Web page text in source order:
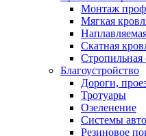
Монтаж
Мягкая
Скатная
Стропильная
Благоустройство
Дороги,
Тротуары
Озеленение
Системы
Резиновое